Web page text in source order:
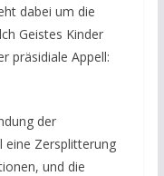
dabei um die
Geistes Kinder
präsidiale Appell:
der
eine Zersplitterung
und die